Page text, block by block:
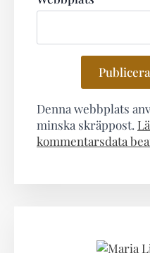
Denna webbplats
minska skräppost.
kommentarsdata